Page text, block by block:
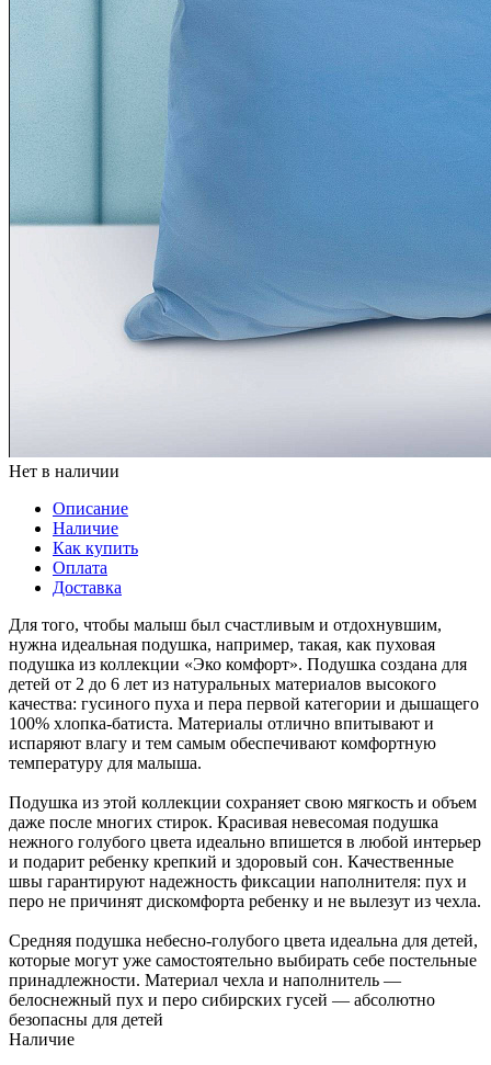
Нет в наличии
Описание
Наличие
Как купить
Оплата
Доставка
Для того, чтобы малыш был счастливым и отдохнувшим,
нужна идеальная подушка, например, такая, как пуховая
подушка из коллекции «Эко комфорт». Подушка создана для
детей от 2 до 6 лет из натуральных материалов высокого
качества: гусиного пуха и пера первой категории и дышащего
100% хлопка-батиста. Материалы отлично впитывают и
испаряют влагу и тем самым обеспечивают комфортную
температуру для малыша.
Подушка из этой коллекции сохраняет свою мягкость и объем
даже после многих стирок. Красивая невесомая подушка
нежного голубого цвета идеально впишется в любой интерьер
и подарит ребенку крепкий и здоровый сон. Качественные
швы гарантируют надежность фиксации наполнителя: пух и
перо не причинят дискомфорта ребенку и не вылезут из чехла.
Средняя подушка небесно-голубого цвета идеальна для детей,
которые могут уже самостоятельно выбирать себе постельные
принадлежности. Материал чехла и наполнитель —
белоснежный пух и перо сибирских гусей — абсолютно
безопасны для детей
Наличие